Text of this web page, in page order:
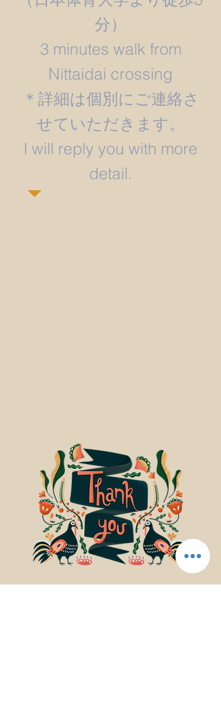
分）
3 minutes walk from
Nittaidai crossing
＊詳細は個別にご連絡さ
せていただきます。
​I will reply you with more
detail.